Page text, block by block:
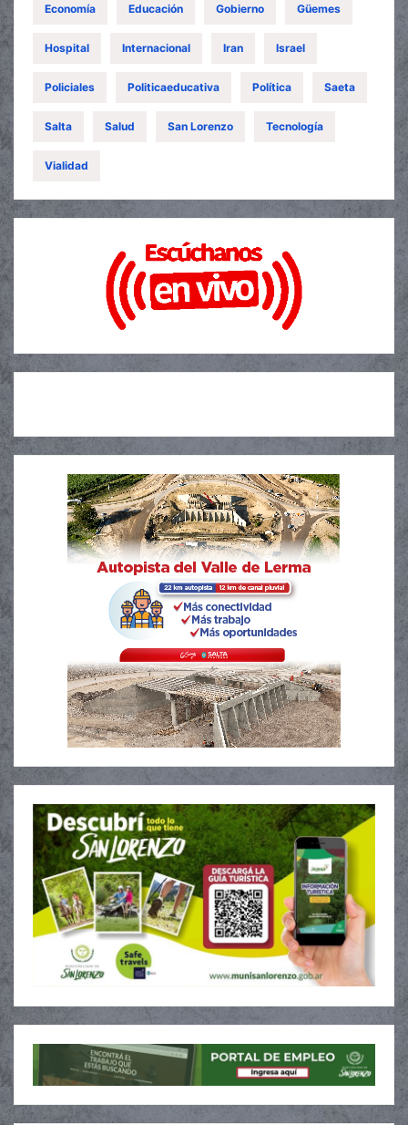
Economía Educación Gobierno Güemes
Hospital Internacional Iran Israel
Policiales Politicaeducativa Política Saeta
Salta Salud San Lorenzo Tecnología
Vialidad